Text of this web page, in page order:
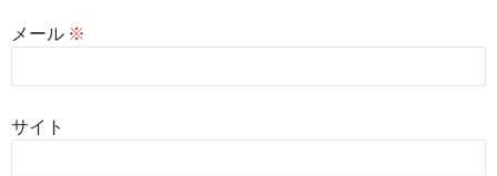
メール ※
サイト